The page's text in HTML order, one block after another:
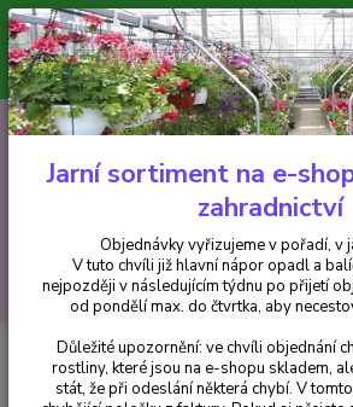
Minimální hodnota pro odeslání z e-
V tuto chvíli již hlavní nápor objednávek
nejpozději v následujícím týdnu po přijetí
vyřizujeme v pořadí, v jakém
CZK
+420 602 223 614
Fuchsie Pussycat Fuchsie (Mevr. Felix
Jarní sortiment na e-
zahradnictví
Objednávky vyřizujeme v pořadí, v
V tuto chvíli již hlavní nápor opadl a
nejpozději v následujícím týdnu po přijetí
od pondělí max. do čtvrtka, aby
Důležité upozornění: ve chvíli objednání
rostliny, které jsou na e-shopu skladem,
stát, že při odeslání některá chybí. V